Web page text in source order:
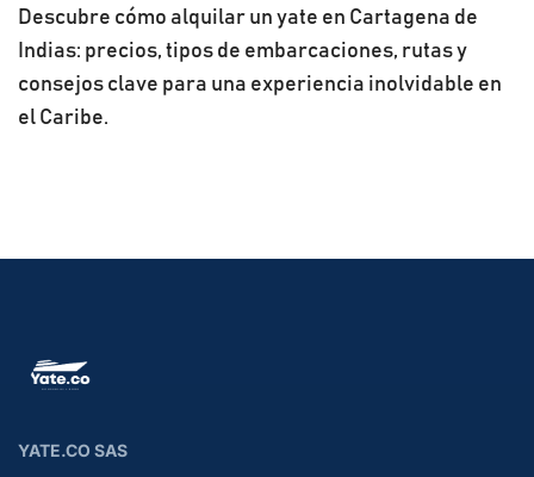
Descubre cómo alquilar un yate en Cartagena de
Indias: precios, tipos de embarcaciones, rutas y
consejos clave para una experiencia inolvidable en
el Caribe.
YATE.CO SAS